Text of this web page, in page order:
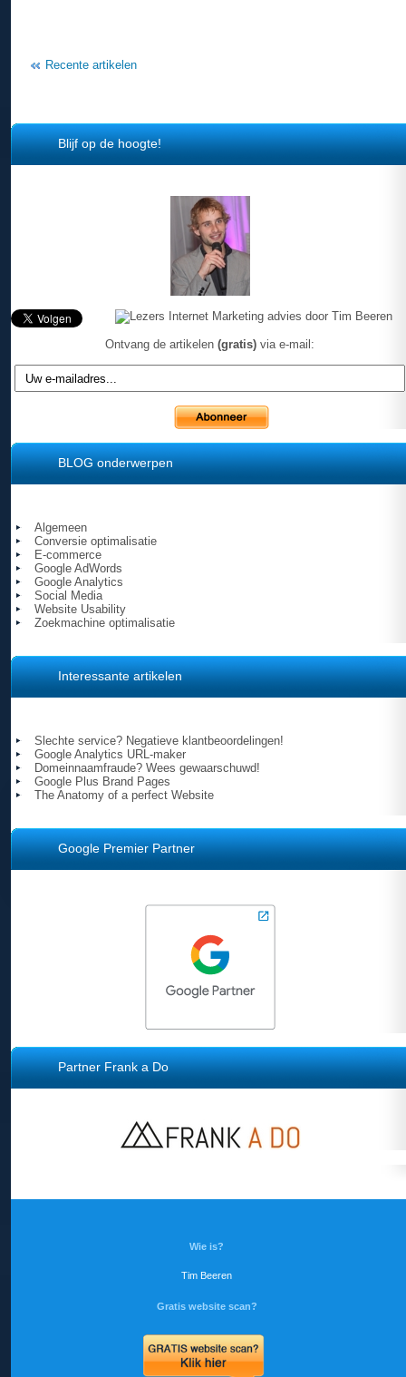
Recente artikelen
Blijf op de hoogte!
Ontvang de artikelen (gratis) via e-mail:
BLOG onderwerpen
Algemeen
Conversie optimalisatie
E-commerce
Google AdWords
Google Analytics
Social Media
Website Usability
Zoekmachine optimalisatie
Interessante artikelen
Slechte service? Negatieve klantbeoordelingen!
Google Analytics URL-maker
Domeinnaamfraude? Wees gewaarschuwd!
Google Plus Brand Pages
The Anatomy of a perfect Website
Google Premier Partner
Partner Frank a Do
Wie is?
Tim Beeren
Gratis website scan?